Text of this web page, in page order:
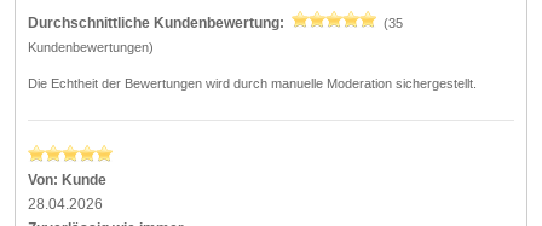
Durchschnittliche Kundenbewertung:
(35
Kundenbewertungen)
Die Echtheit der Bewertungen wird durch manuelle Moderation sichergestellt.
Von: Kunde
28.04.2026